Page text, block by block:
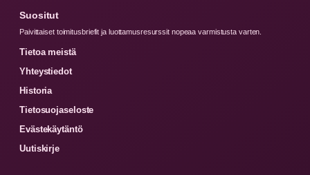
Suositut
Paivittaiset toimitusbriefit ja luottamusresurssit nopeaa varmistusta varten.
Tietoa meistä
Yhteystiedot
Historia
Tietosuojaseloste
Evästekäytäntö
Uutiskirje